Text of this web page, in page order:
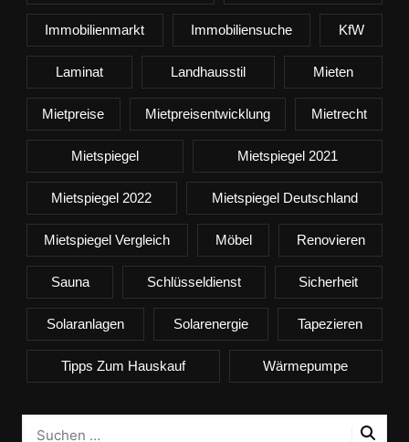
Immobilienmarkt Immobiliensuche KfW
Laminat Landhausstil Mieten
Mietpreise Mietpreisentwicklung Mietrecht
Mietspiegel Mietspiegel 2021
Mietspiegel 2022 Mietspiegel Deutschland
Mietspiegel Vergleich Möbel Renovieren
Sauna Schlüsseldienst Sicherheit
Solaranlagen Solarenergie Tapezieren
Tipps Zum Hauskauf Wärmepumpe